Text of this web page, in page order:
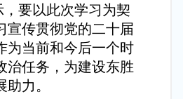
要以此次学习为契
宣传贯彻党的二十届
为当前和今后一个时
治任务，为建设东胜
力。